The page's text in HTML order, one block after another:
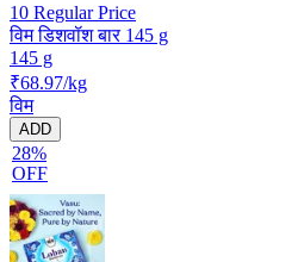
10 Regular Price
विम डिशवॉश बार 145 g
145 g
₹68.97/kg
विम
ADD
28%
OFF